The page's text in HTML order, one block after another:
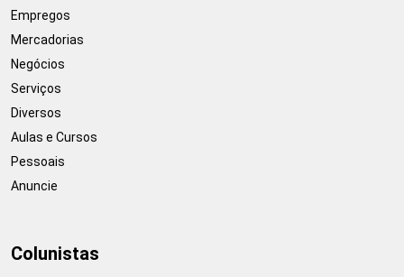
Empregos
Mercadorias
Negócios
Serviços
Diversos
Aulas e Cursos
Pessoais
Anuncie
Colunistas